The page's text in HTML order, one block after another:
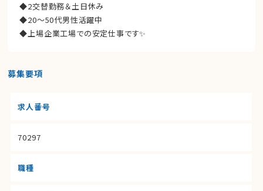
◆2交替勤務＆土日休み
◆20〜50代男性活躍中
◆上場企業工場での安定仕事です✨
募集要項
求人番号
70297
職種